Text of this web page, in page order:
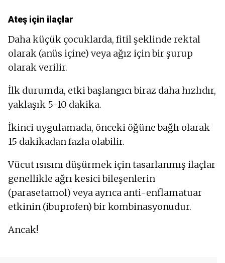
Ateş için ilaçlar
Daha küçük çocuklarda, fitil şeklinde rektal
olarak (anüs içine) veya ağız için bir şurup
olarak verilir.
İlk durumda, etki başlangıcı biraz daha hızlıdır,
yaklaşık 5-10 dakika.
İkinci uygulamada, önceki öğüne bağlı olarak
15 dakikadan fazla olabilir.
Vücut ısısını düşürmek için tasarlanmış ilaçlar
genellikle ağrı kesici bileşenlerin
(parasetamol) veya ayrıca anti-enflamatuar
etkinin (ibuprofen) bir kombinasyonudur.
Ancak!